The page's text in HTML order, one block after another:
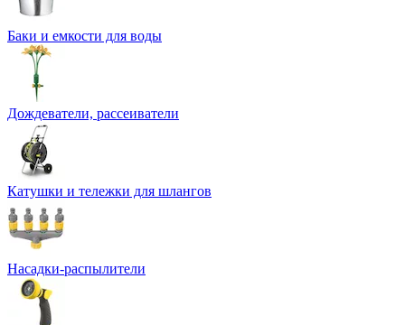
Баки и емкости для воды
Дождеватели, рассеиватели
Катушки и тележки для шлангов
Насадки-распылители